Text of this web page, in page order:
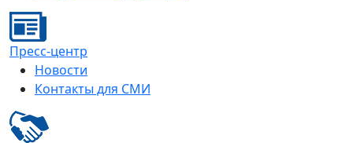
Пресс-центр
Новости
Контакты для СМИ